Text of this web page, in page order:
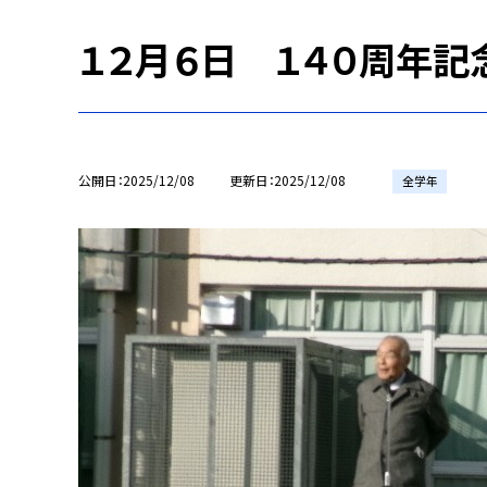
１２月６日 １４０周年記
公開日 2025/12/08 更新日 2025/12/08 全学年